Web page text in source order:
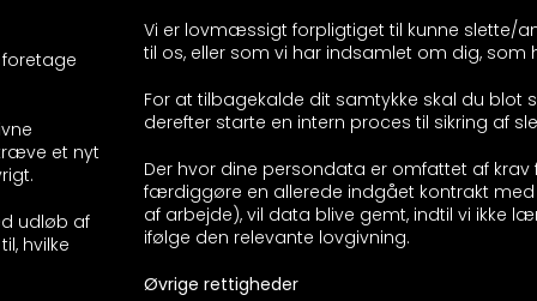
et nyt
udløb af
hvilke
Vi er lovmæssigt forpligtiget til kunne slette/
til os, eller som vi har indsamlet om dig,
For at tilbagekalde dit samtykke skal du blot
derefter starte en intern proces til sikring af
Der hvor dine persondata er omfattet af
færdiggøre en allerede indgået kontrakt
af arbejde), vil data blive gemt, indtil vi ikke
ifølge den relevante lovgivning.
Øvrige rettigheder